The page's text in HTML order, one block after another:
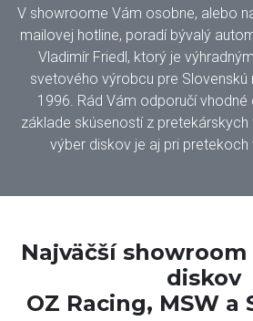
V showroome Vám osobne, alebo
mailovej hotline, poradí bývalý
Vladimír Friedl, ktorý je
svetového výrobcu pre Slovenskú
1996. Rád Vám odporučí vhodné
základe skúseností z
výber diskov je aj pri
Najväčší
diskov
OZ Racing, MSW a